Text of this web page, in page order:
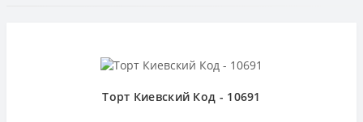
Торт Киевский Код - 10691